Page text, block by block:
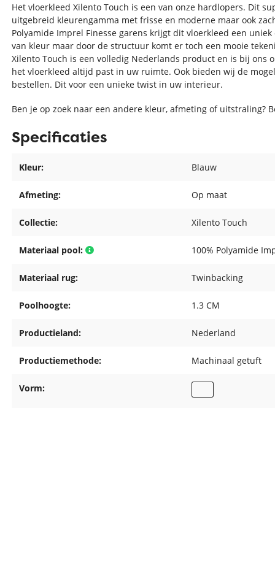
Het vloerkleed Xilento Touch is een van onze hardlopers. Dit
uitgebreid kleurengamma met frisse en moderne maar ook
Polyamide Imprel Finesse garens krijgt dit vloerkleed een
van kleur maar door de structuur komt er toch een mooie
Xilento Touch is een volledig Nederlands product en is bij ons
het vloerkleed altijd past in uw ruimte. Ook bieden wij de
bestellen. Dit voor een unieke twist in uw interieur.
Ben je op zoek naar een andere kleur, afmeting of uitstraling?
Specificaties
Kleur: Blauw
Afmeting: Op maat
Collectie: Xilento Touch
Materiaal pool: 100% Polyamide
Materiaal rug: Twinbacking
Poolhoogte: 1.3 CM
Productieland: Nederland
Productiemethode: Machinaal getuft
Vorm: